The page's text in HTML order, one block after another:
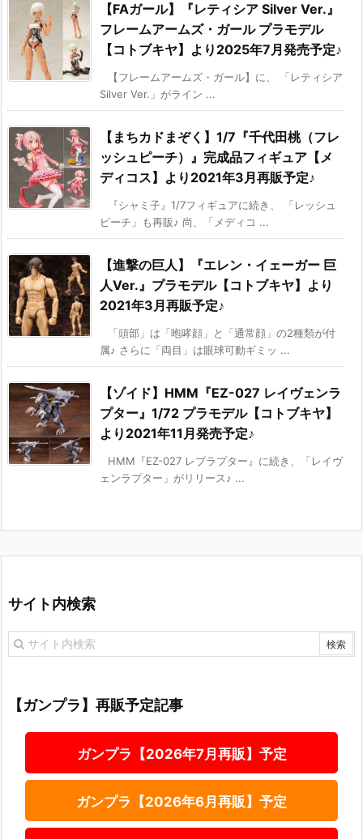
【FAガール】『レティシア Silver Ver.』
フレームアームズ・ガール プラモデル
【コトブキヤ】より2025年7月発売予定♪
【フレームアームズ・ガール】に、 「レティシア
Silver Ver.」がライン ...
【まちカドまぞく】1/7『千代田桃（フレ
ッシュピーチ）』完成品フィギュア【メ
ディコス】より2021年3月再販予定♪
『シャミ子』1/7フィギュアに続き、 「レッシュ
ピーチ」も再販♪ 尚、「メディコ ...
【進撃の巨人】『エレン・イェーガー 巨
人Ver.』プラモデル【コトブキヤ】より
2021年3月再販予定♪
「頭部」は「咆哮顔」と「通常顔」の2種類が付
属♪ さらに「両目」は眼球可動ギミッ ...
【ゾイド】HMM『EZ-027 レイヴェンラ
プター』1/72 プラモデル【コトブキヤ】
より2021年11月発売予定♪
HMM『EZ-027 レブラプター』に続き、「レイヴ
ェンラプター」がリリース♪ ...
サイト内検索
【ガンプラ】再販予定記事
ガンプラ【2026年7月再販】予定
ガンプラ【2026年6月再販】予定